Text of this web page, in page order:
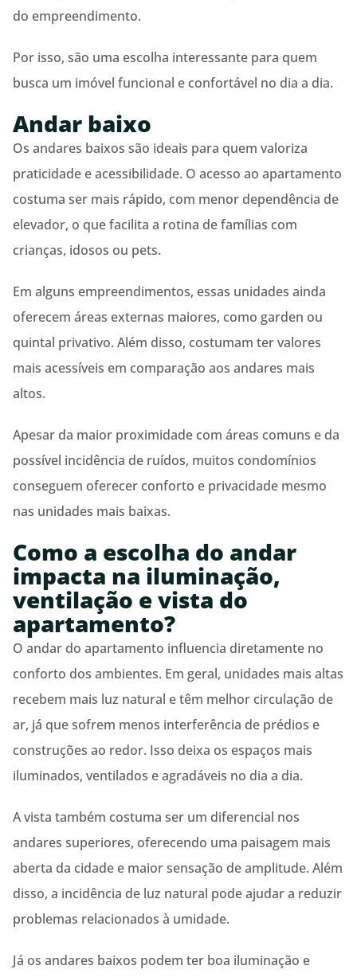
do empreendimento.
Por isso, são uma escolha interessante para quem
busca um imóvel funcional e confortável no dia a dia.
Andar baixo
Os andares baixos são ideais para quem valoriza
praticidade e acessibilidade. O acesso ao apartamento
costuma ser mais rápido, com menor dependência de
elevador, o que facilita a rotina de famílias com
crianças, idosos ou pets.
Em alguns empreendimentos, essas unidades ainda
oferecem áreas externas maiores, como garden ou
quintal privativo. Além disso, costumam ter valores
mais acessíveis em comparação aos andares mais
altos.
Apesar da maior proximidade com áreas comuns e da
possível incidência de ruídos, muitos condomínios
conseguem oferecer conforto e privacidade mesmo
nas unidades mais baixas.
Como a escolha do andar
impacta na iluminação,
ventilação e vista do
apartamento?
O andar do apartamento influencia diretamente no
conforto dos ambientes. Em geral, unidades mais altas
recebem mais luz natural e têm melhor circulação de
ar, já que sofrem menos interferência de prédios e
construções ao redor. Isso deixa os espaços mais
iluminados, ventilados e agradáveis no dia a dia.
A vista também costuma ser um diferencial nos
andares superiores, oferecendo uma paisagem mais
aberta da cidade e maior sensação de amplitude. Além
disso, a incidência de luz natural pode ajudar a reduzir
problemas relacionados à umidade.
Já os andares baixos podem ter boa iluminação e